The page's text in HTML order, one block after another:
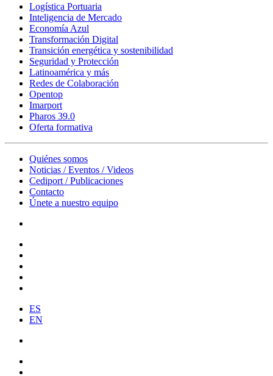
Logística Portuaria
Inteligencia de Mercado
Economía Azul
Transformación Digital
Transición energética y sostenibilidad
Seguridad y Protección
Latinoamérica y más
Redes de Colaboración
Opentop
Imarport
Pharos 39.0
Oferta formativa
Quiénes somos
Noticias / Eventos / Videos
Cediport / Publicaciones
Contacto
Únete a nuestro equipo
ES
EN